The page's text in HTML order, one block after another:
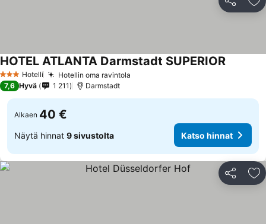
Jaa
3 Tähtiluokitus
Hotelli Hotellin oma ravintola
HOTEL ATLANTA Darmstadt SUPERIOR
7,6 Hyvä 1 211 Darmstadt
Alkaen 40 €
Näytä hinnat 9 sivustolta Katso hinnat
Jaa